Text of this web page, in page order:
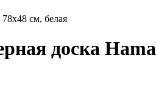
см, белая
доска